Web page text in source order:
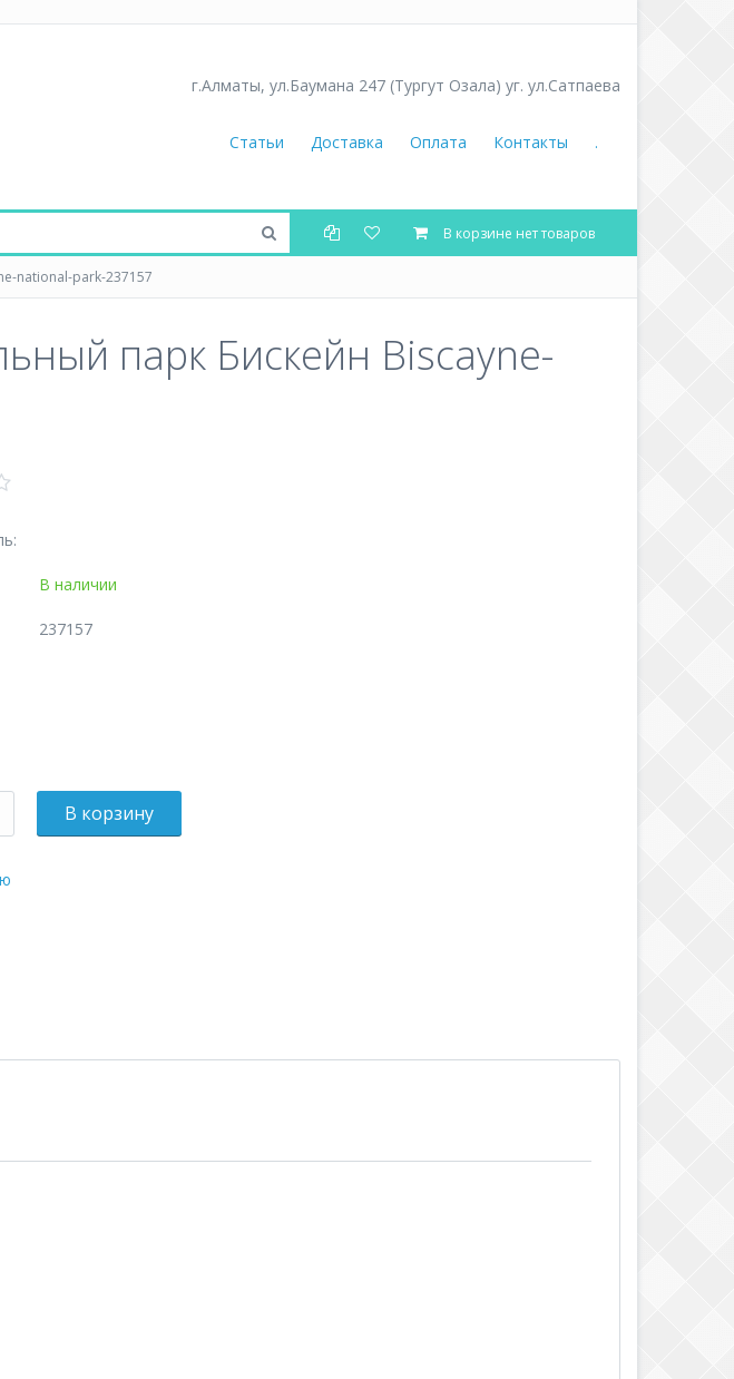
г.Алматы, ул.Баумана 247 (Тургут Озала) уг. ул.Сатпаева
Статьи Доставка Оплата Контакты .
В корзине нет товаров
national-park-237157
парк Бискейн Biscayne-
В наличии
237157